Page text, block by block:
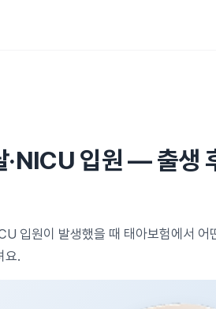
·NICU 입원 — 출생
입원이 발생했을 때 태아보험에서 어
요.